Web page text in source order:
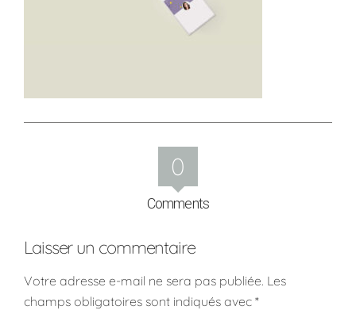
0
Comments
Laisser un commentaire
Votre adresse e-mail ne sera pas publiée. Les
champs obligatoires sont indiqués avec *